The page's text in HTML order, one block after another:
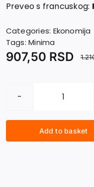
Preveo s francuskog:
Categories: Ekonomija
Tags:Minima
907,50 RSD
PLAĆAJU
POREZ
Add to basket